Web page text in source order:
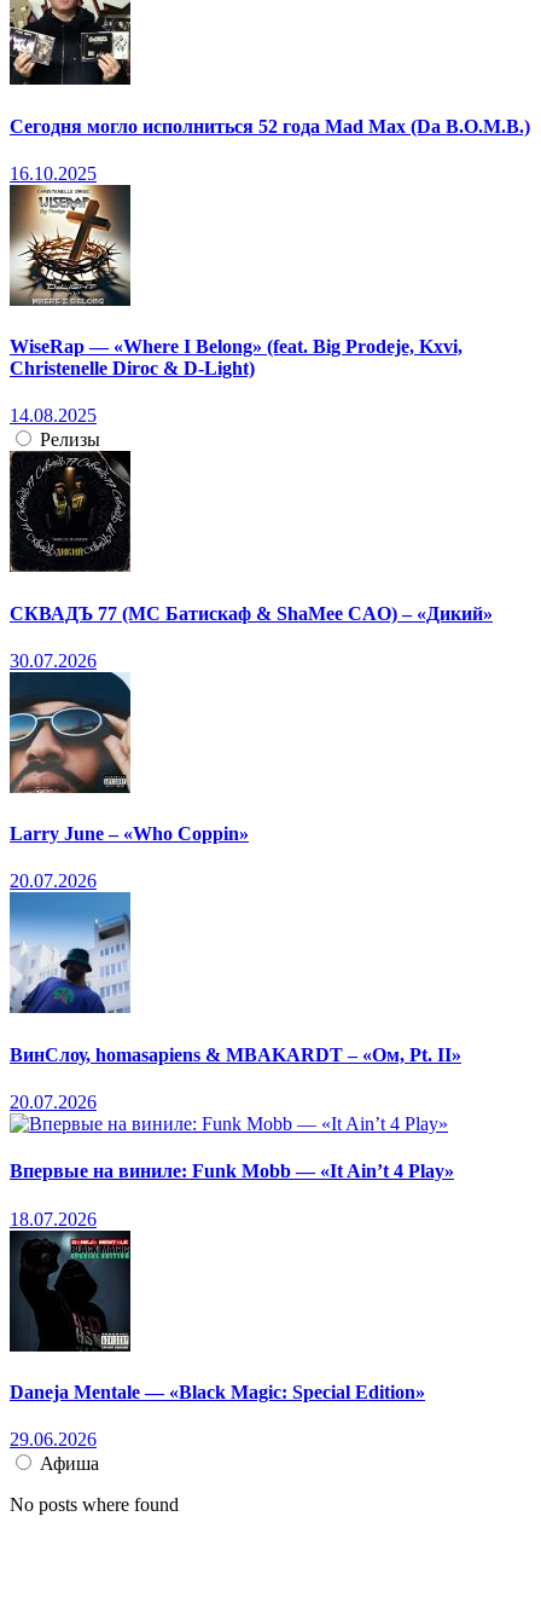
Сегодня могло исполниться 52 года Mad Max (Da B.O.M.B.)
16.10.2025
WiseRap — «Where I Belong» (feat. Big Prodeje, Kxvi,
Christenelle Diroc & D-Light)
14.08.2025
Релизы
СКВАДЪ 77 (МС Батискаф & ShaMee CAO) – «Дикий»
30.07.2026
Larry June – «Who Coppin»
20.07.2026
ВинСлоу, homasapiens & MBAKARDT – «Ом, Pt. II»
20.07.2026
Впервые на виниле: Funk Mobb — «It Ain’t 4 Play»
18.07.2026
Daneja Mentale — «Black Magic: Special Edition»
29.06.2026
Афиша
No posts where found